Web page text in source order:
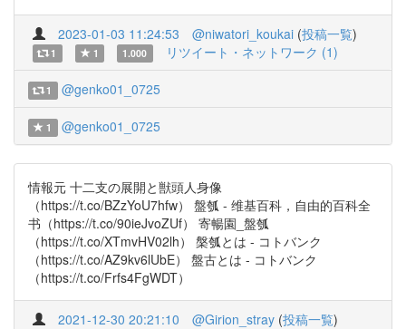
2023-01-03 11:24:53 @niwatori_koukai (投稿一覧)
1 1 1.000 リツイート・ネットワーク (1)
1 @genko01_0725
1 @genko01_0725
情報元 十二支の展開と獣頭人身像
（https://t.co/BZzYoU7hfw） 盤瓠 - 维基百科，自由的百科全
书（https://t.co/90ieJvoZUf） 寄暢園_盤瓠
（https://t.co/XTmvHV02lh） 槃瓠とは - コトバンク
（https://t.co/AZ9kv6lUbE） 盤古とは - コトバンク
（https://t.co/Frfs4FgWDT）
2021-12-30 20:21:10 @Girion_stray (投稿一覧)